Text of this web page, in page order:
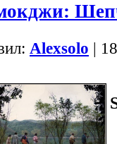
Alexsolo |